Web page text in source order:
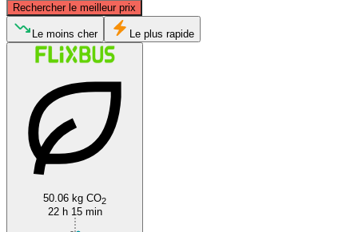
Rechercher le meilleur prix
Bilbao
Le moins cher Le plus rapide
50.06 kg CO2
22 h 15 min